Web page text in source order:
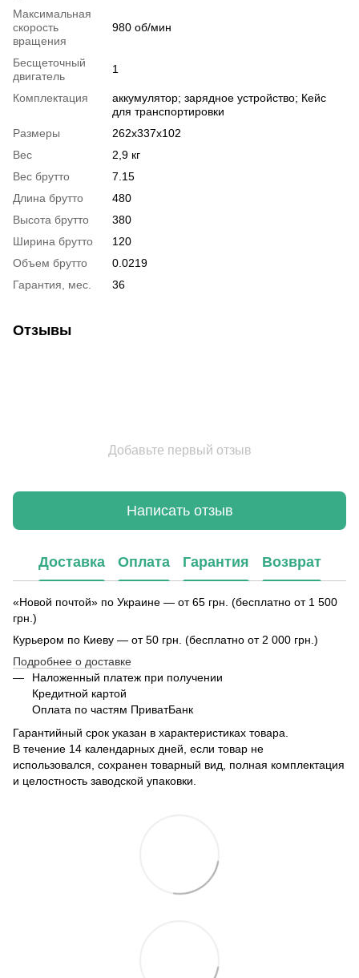
Максимальная
скорость
вращения
980 об/мин
Бесщеточный
двигатель
1
Комплектация
аккумулятор; зарядное устройство; Кейс
для транспортировки
Размеры
262x337x102
Вес
2,9 кг
Вес брутто
7.15
Длина брутто
480
Высота брутто
380
Ширина брутто
120
Объем брутто
0.0219
Гарантия, мес.
36
Отзывы
Добавьте первый отзыв
Написать отзыв
Доставка Оплата Гарантия Возврат
«Новой почтой» по Украине — от 65 грн. (бесплатно от 1 500
грн.)
Курьером по Киеву — от 50 грн. (бесплатно от 2 000 грн.)
Подробнее о доставке
Наложенный платеж при получении
Кредитной картой
Оплата по частям ПриватБанк
Гарантийный срок указан в характеристиках товара.
В течение 14 календарных дней, если товар не
использовался, сохранен товарный вид, полная комплектация
и целостность заводской упаковки.